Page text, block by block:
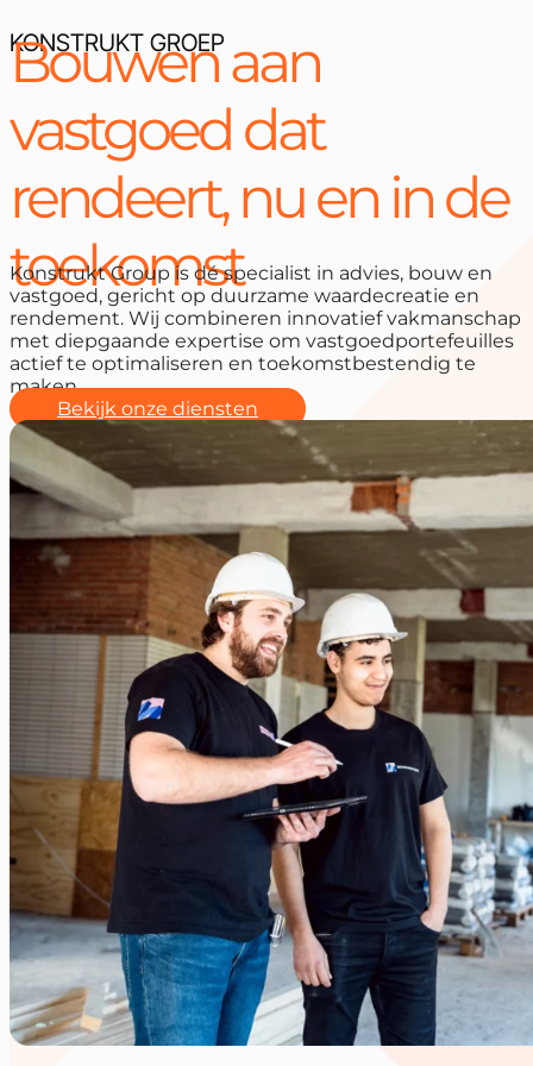
KONSTRUKT GROEP
Bouwen aan
vastgoed dat
rendeert, nu en in de
toekomst
Konstrukt Group is dé specialist in advies, bouw en
vastgoed, gericht op duurzame waardecreatie en
rendement. Wij combineren innovatief vakmanschap
met diepgaande expertise om vastgoedportefeuilles
actief te optimaliseren en toekomstbestendig te
maken.
Bekijk onze diensten